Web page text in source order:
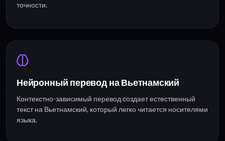
точности.
Нейронный перевод на Вьетнамский
Контекстно-зависимый перевод создает естественный
текст на Вьетнамский, который легко читается носителями
языка.